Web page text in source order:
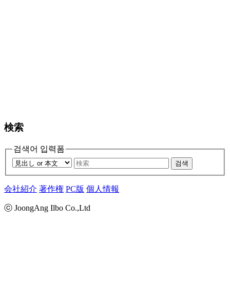
検索
검색어 입력폼
검색
会社紹介 著作権 PC版 個人情報
ⓒ JoongAng Ilbo Co.,Ltd